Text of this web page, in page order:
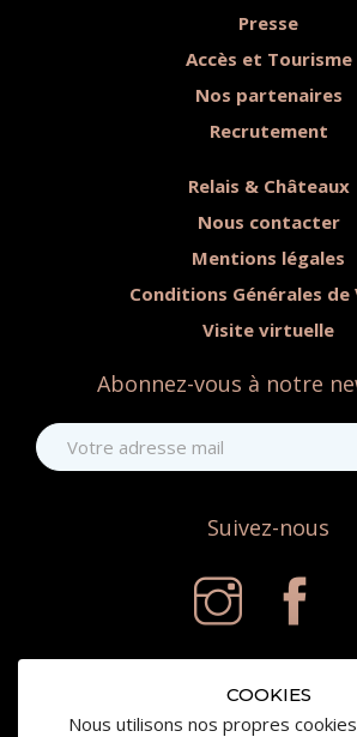
COOKIES
Nous utilisons nos propres
Presse
Accès et Tourisme
Nos partenaires
Recrutement
Relais & Châteaux
Nous contacter
Mentions légales
Conditions Générales de
Visite virtuelle
Abonnez-vous à notre
Suivez-nous